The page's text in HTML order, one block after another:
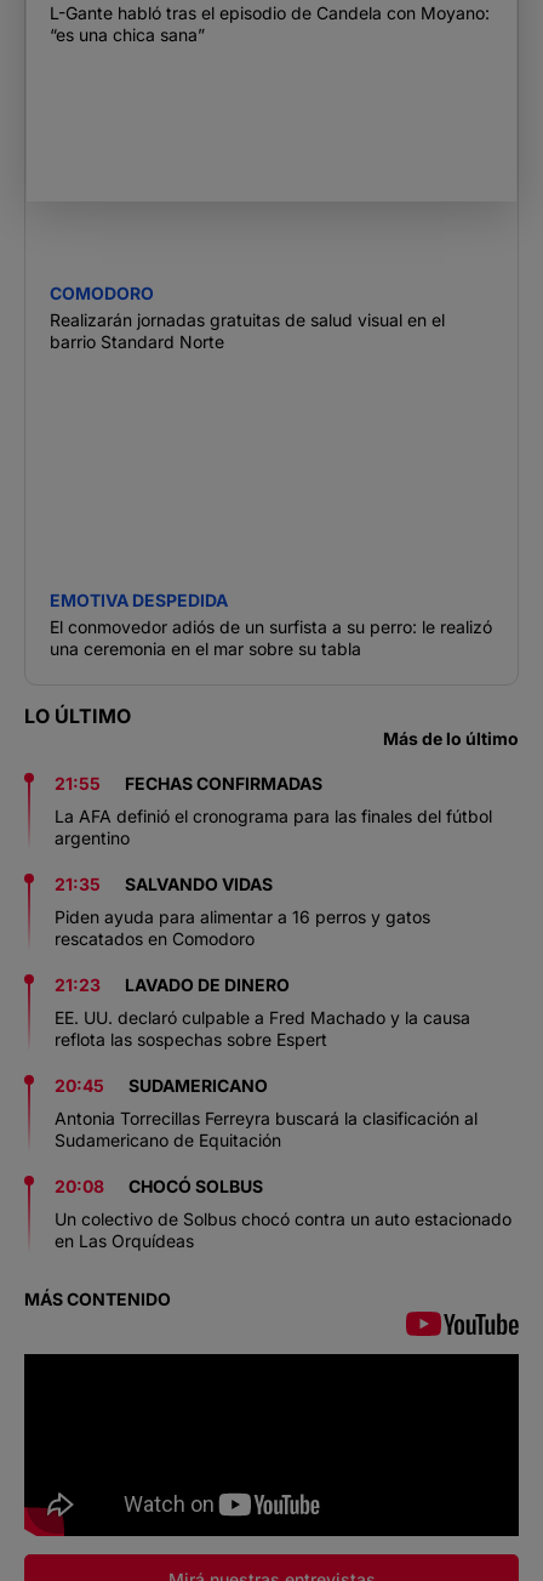
L-Gante habló tras el episodio de Candela con Moyano:
“es una chica sana”
COMODORO
Realizarán jornadas gratuitas de salud visual en el
barrio Standard Norte
EMOTIVA DESPEDIDA
El conmovedor adiós de un surfista a su perro: le realizó
una ceremonia en el mar sobre su tabla
LO ÚLTIMO
Más de lo último
21:55
FECHAS CONFIRMADAS
La AFA definió el cronograma para las finales del fútbol
argentino
21:35
SALVANDO VIDAS
Piden ayuda para alimentar a 16 perros y gatos
rescatados en Comodoro
21:23
LAVADO DE DINERO
EE. UU. declaró culpable a Fred Machado y la causa
reflota las sospechas sobre Espert
20:45
SUDAMERICANO
Antonia Torrecillas Ferreyra buscará la clasificación al
Sudamericano de Equitación
20:08
CHOCÓ SOLBUS
Un colectivo de Solbus chocó contra un auto estacionado
en Las Orquídeas
MÁS CONTENIDO